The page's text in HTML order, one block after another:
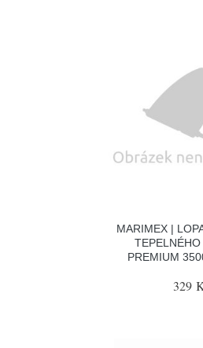
MARIMEX |
PREMIUM
329